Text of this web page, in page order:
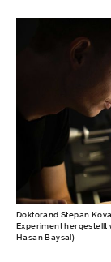
Doktorand Stepan
Experiment hergestellt
Hasan Baysal)